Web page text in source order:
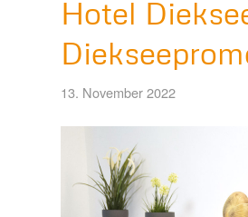
Hotel
13. November 2022